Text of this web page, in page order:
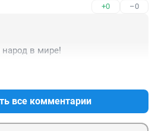
+0 –0
в мире!
все комментарии